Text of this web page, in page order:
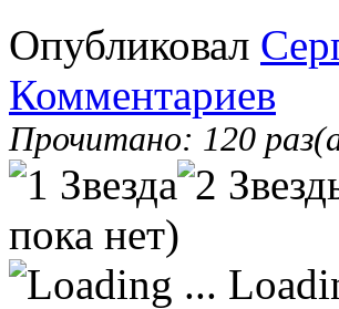
Опубликовал
Комментариев
Прочитано: 120
пока нет)